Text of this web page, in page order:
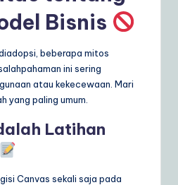
Bisnis
beberapa mitos
ini sering
atau kekecewaan. Mari
yang paling umum.
Latihan
Canvas sekali saja pada